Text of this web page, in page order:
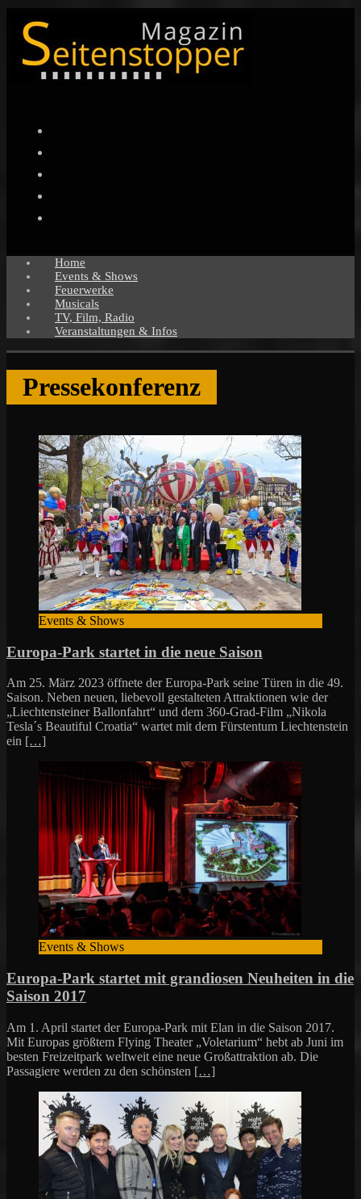
Home
Events & Shows
Feuerwerke
Musicals
TV, Film, Radio
Veranstaltungen & Infos
Pressekonferenz
Events & Shows
Europa-Park startet in die neue Saison
Am 25. März 2023 öffnete der Europa-Park seine Türen in die 49.
Saison. Neben neuen, liebevoll gestalteten Attraktionen wie der
„Liechtensteiner Ballonfahrt“ und dem 360-Grad-Film „Nikola
Tesla´s Beautiful Croatia“ wartet mit dem Fürstentum Liechtenstein
ein […]
Events & Shows
Europa-Park startet mit grandiosen Neuheiten in die
Saison 2017
Am 1. April startet der Europa-Park mit Elan in die Saison 2017.
Mit Europas größtem Flying Theater „Voletarium“ hebt ab Juni im
besten Freizeitpark weltweit eine neue Großattraktion ab. Die
Passagiere werden zu den schönsten […]